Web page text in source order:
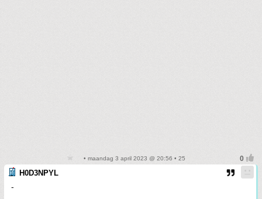
• maandag 3 april 2023 @ 20:56 • 25
H0D3NPYL
-